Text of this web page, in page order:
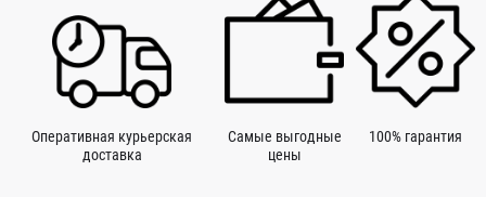
Оперативная курьерская
доставка
Самые выгодные
цены
100% гарантия